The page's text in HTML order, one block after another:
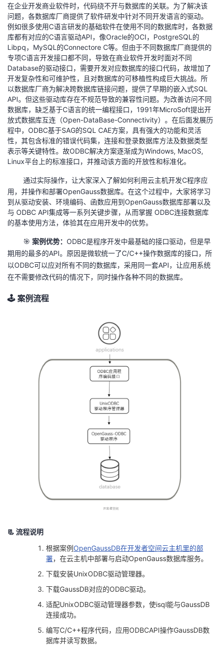
博
客
的
论
坛
我
的
圈
子
我
的
直
播
我
的
活
动
我
的
关
注
我
的
开
者
学
堂
我
的
我
我
的
Programs
我
支
持
我
的
技
我
的
在企业开发商业软件时，代码绕不开与数据库的关联。为了解决该
问题，各数据库厂商提供了软件研发中针对不同开发语言的驱动。
例如很多使用C语言研发的基础软件在使用不同的数据库时，各数据
库都有对应的C语言驱动API，像Oracle的OCI，PostgreSQL的
Libpq，MySQL的Connectore C等。但由于不同数据库厂商提供的
专项C语言开发接口都不同，导致在商业软件开发时面对不同
Database的驱动接口，需要开发对应数据库的接口代码，故增加了
开发复杂性和可维护性，且对数据库的可移植性构成巨大挑战。所
以数据库厂商为解决跨数据库链接问题，提供了早期的嵌入式SQL
API。但这些驱动库存在不规范导致的兼容性问题。为改善访问不同
数据库，缺乏基于C语言的统一编程接口，1991年MicroSoft提出开
放式数据库互连（Open-DataBase-Connectivity）。在后面发展历
程中，ODBC基于SAG的SQL CAE方案，具有强大的功能和灵活
性，其包含标准的错误代码集，连接和登录数据库方法及数据类型
表示等关键特性。故ODBC解决方案逐渐成为Windows, MacOS,
Linux平台上的标准接口，并推动该方面的开放性和标准化。
通过实际操作，让大家深入了解如何利用云主机开发C程序应
用，并操作和部署OpenGauss数据库。在这个过程中，大家将学习
到从驱动安装、环境编码、函数应用到OpenGauss数据库部署以及
与 ODBC API集成等一系列关键步骤，从而掌握 ODBC连接数据库
的基本使用方法，体验其在应用开发中的优势。
🎯 案例优势： ODBC是程序开发中最基础的接口驱动，但是早
期用的最多的API。原因是微软统一了C/C++操作数据库的接口，所
以ODBC可以应对所有不同的数据库，采用同一套API，让应用系统
在不需要修改代码的情况下，同时操作各种不同的数据库。
🕹️ 案例流程
📃 流程说明
根据案例OpenGaussDB在开发者空间云主机里的部
署，在云主机中部署与启动OpenGauss数据库服务。
下载安装UnixODBC驱动管理器。
下载GaussDB对应的ODBC驱动。
适配UnixODBC驱动管理器参数，使isql能与GaussDB
连接成功。
编写C/C++程序代码，应用ODBCAPI操作GaussDB数
据库并读写数据。